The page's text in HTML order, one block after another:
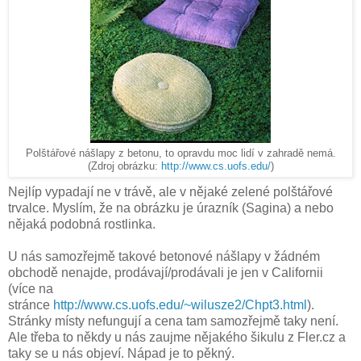
Polštářové nášlapy z betonu, to opravdu moc lidí v zahradě nemá.
(Zdroj obrázku: http://www.cs.uofs.edu/)
Nejlíp vypadají ne v trávě, ale v nějaké zelené polštářové
trvalce. Myslím, že na obrázku je úrazník (Sagina) a nebo
nějaká podobná rostlinka.
U nás samozřejmě takové betonové nášlapy v žádném
obchodě nenajde, prodávají/prodávali je jen v Californii
(více na
stránce http://www.cs.uofs.edu/~wilusze2/Chpt3.html ).
Stránky místy nefungují a cena tam samozřejmě taky není.
Ale třeba to někdy u nás zaujme nějakého šikulu z Fler.cz a
taky se u nás objeví. Nápad je to pěkný.